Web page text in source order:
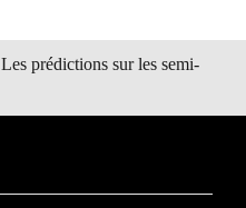
Les prédictions sur les semi-